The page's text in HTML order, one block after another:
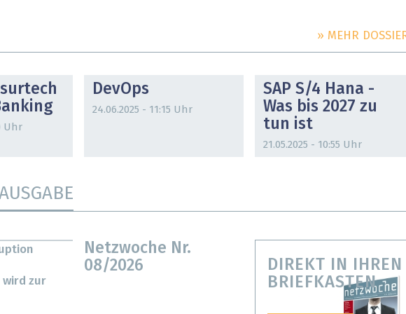
» MEHR
Uhr
DevOps
24.06.2025 - 11:15 Uhr
SAP S/4 Hana -
Was bis 2027 zu
tun ist
21.05.2025 - 10:55 Uhr
Netzwoche Nr.
08/2026
wird zur
DIREKT IN IHREN
BRIEFKASTEN